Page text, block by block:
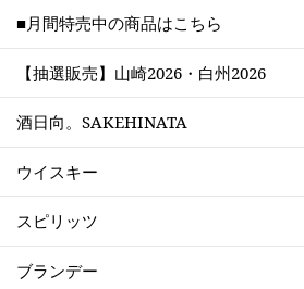
■月間特売中の商品はこちら
【抽選販売】山崎2026・白州2026
酒日向。SAKEHINATA
ウイスキー
スピリッツ
ブランデー